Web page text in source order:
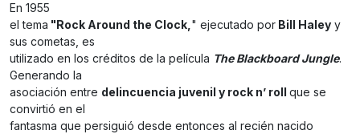
En 1955
el tema "Rock Around the Clock," ejecutado por Bill Haley y
sus cometas, es
utilizado en los créditos de la película The Blackboard Jungle.
Generando la
asociación entre delincuencia juvenil y rock n’ roll que se
convirtió en el
fantasma que persiguió desde entonces al recién nacido